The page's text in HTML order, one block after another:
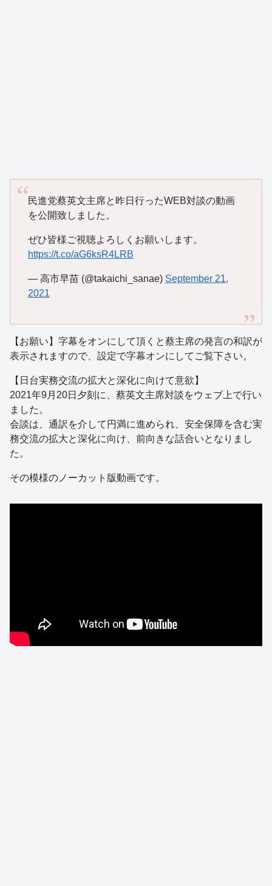
民進党蔡英文主席と昨日行ったWEB対談の動画
を公開致しました。
ぜひ皆様ご視聴よろしくお願いします。
https://t.co/aG6ksR4LRB
— 高市早苗 (@takaichi_sanae) September 21,
2021
【お願い】字幕をオンにして頂くと蔡主席の発言の和訳が
表示されますので、設定で字幕オンにしてご覧下さい。
【日台実務交流の拡大と深化に向けて意欲】
2021年9月20日夕刻に、蔡英文主席対談をウェブ上で行い
ました。
会談は、通訳を介して円満に進められ、安全保障を含む実
務交流の拡大と深化に向け、前向きな話合いとなりまし
た。
その模様のノーカット版動画です。